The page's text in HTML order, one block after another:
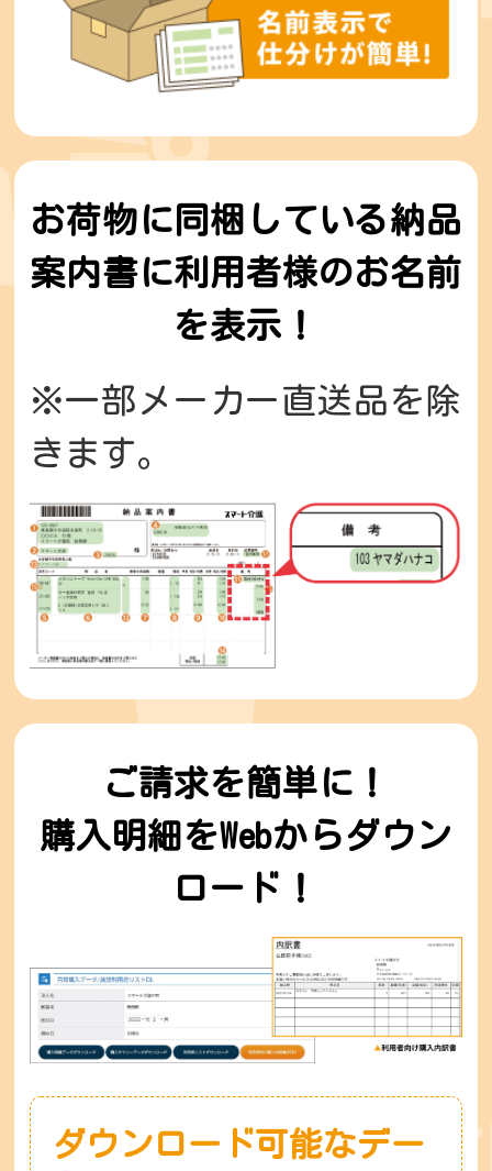
お荷物に同梱している納品
案内書に利用者様のお名前
を表示！
※一部メーカー直送品を除
きます。
ご請求を簡単に！
購入明細をWebからダウン
ロード！
ダウンロード可能なデー